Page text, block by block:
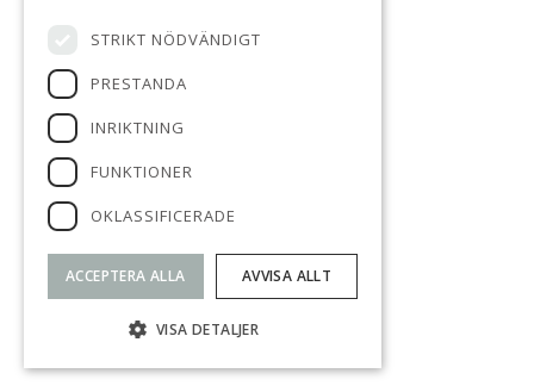
STRIKT NÖDVÄNDIGT
PRESTANDA
INRIKTNING
FUNKTIONER
OKLASSIFICERADE
ACCEPTERA ALLA AVVISA ALLT
VISA DETALJER